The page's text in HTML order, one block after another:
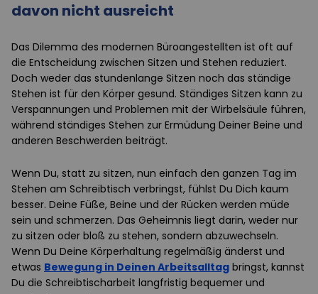
davon nicht ausreicht
Das Dilemma des modernen Büroangestellten ist oft auf
die Entscheidung zwischen Sitzen und Stehen reduziert.
Doch weder das stundenlange Sitzen noch das ständige
Stehen ist für den Körper gesund. Ständiges Sitzen kann zu
Verspannungen und Problemen mit der Wirbelsäule führen,
während ständiges Stehen zur Ermüdung Deiner Beine und
anderen Beschwerden beiträgt.
Wenn Du, statt zu sitzen, nun einfach den ganzen Tag im
Stehen am Schreibtisch verbringst, fühlst Du Dich kaum
besser. Deine Füße, Beine und der Rücken werden müde
sein und schmerzen. Das Geheimnis liegt darin, weder nur
zu sitzen oder bloß zu stehen, sondern abzuwechseln.
Wenn Du Deine Körperhaltung regelmäßig änderst und
etwas Bewegung in Deinen Arbeitsalltag bringst, kannst
Du die Schreibtischarbeit langfristig bequemer und